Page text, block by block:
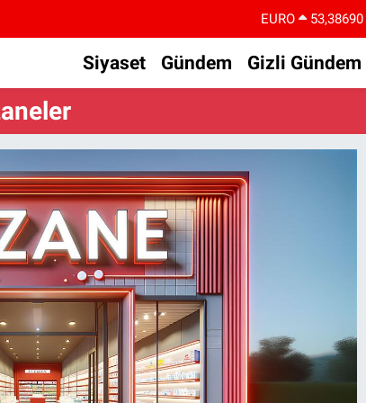
EURO 53,38690
STERLİN
61,60380
BITCOIN
79.591,74
Siyaset Gündem Gizli Gündem